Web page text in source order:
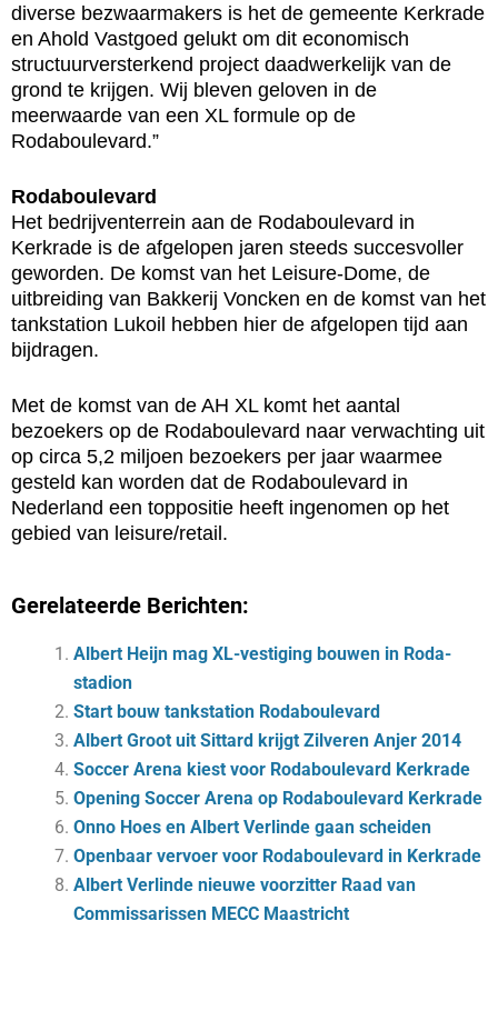
diverse bezwaarmakers is het de gemeente Kerkrade
en Ahold Vastgoed gelukt om dit economisch
structuurversterkend project daadwerkelijk van de
grond te krijgen. Wij bleven geloven in de
meerwaarde van een XL formule op de
Rodaboulevard.”
Rodaboulevard
Het bedrijventerrein aan de Rodaboulevard in
Kerkrade is de afgelopen jaren steeds succesvoller
geworden. De komst van het Leisure-Dome, de
uitbreiding van Bakkerij Voncken en de komst van het
tankstation Lukoil hebben hier de afgelopen tijd aan
bijdragen.
Met de komst van de AH XL komt het aantal
bezoekers op de Rodaboulevard naar verwachting uit
op circa 5,2 miljoen bezoekers per jaar waarmee
gesteld kan worden dat de Rodaboulevard in
Nederland een toppositie heeft ingenomen op het
gebied van leisure/retail.
Gerelateerde Berichten:
Albert Heijn mag XL-vestiging bouwen in Roda-
stadion
Start bouw tankstation Rodaboulevard
Albert Groot uit Sittard krijgt Zilveren Anjer 2014
Soccer Arena kiest voor Rodaboulevard Kerkrade
Opening Soccer Arena op Rodaboulevard Kerkrade
Onno Hoes en Albert Verlinde gaan scheiden
Openbaar vervoer voor Rodaboulevard in Kerkrade
Albert Verlinde nieuwe voorzitter Raad van
Commissarissen MECC Maastricht